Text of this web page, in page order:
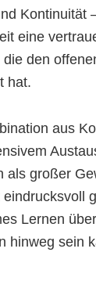
Kontinuität
eine
den
hat.
aus
als großer
Lernen über
hinweg sein